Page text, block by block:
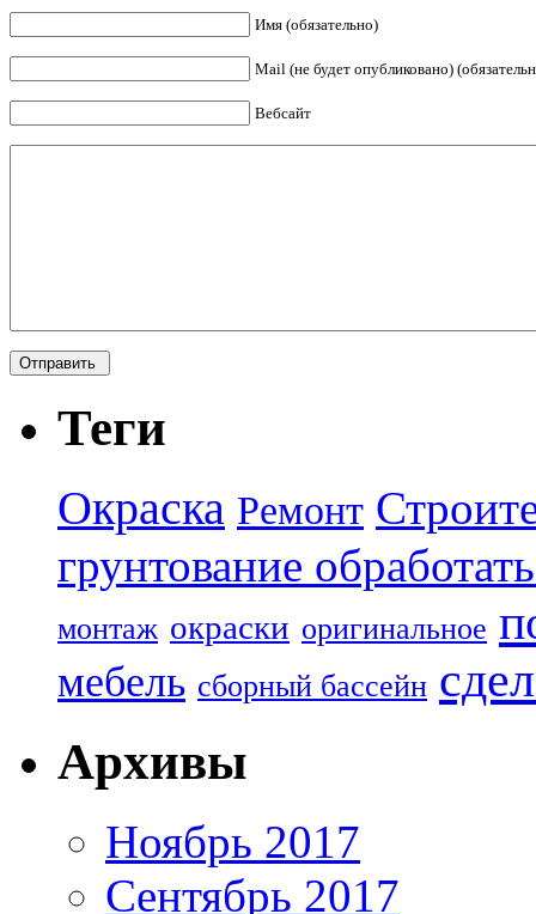
Имя (обязательно)
Mail (не будет опубликовано)
Вебсайт
Теги
Окраска Ремонт
грунтование
монтаж окраски оригинальное
мебель сборный бассейн
Архивы
Ноябрь 2017
Сентябрь 2017